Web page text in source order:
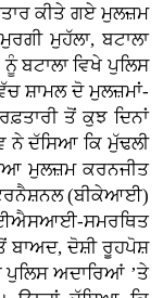
ਕੀਤੇ ਗਏ ਮੁਲਜ਼ਮ
ਮੁਹੱਲਾ, ਬਟਾਲਾ
ਬਟਾਲਾ ਵਿਖੇ ਪੁਲਿਸ
ਸ਼ਾਮਲ ਦੋ ਮੁਲਜ਼ਮਾਂ-
ਤੋਂ ਕੁਝ ਦਿਨਾਂ
ਨੇ ਦੱਸਿਆ ਕਿ ਮੁੱਢਲੀ
ਮੁਲਜ਼ਮ ਕਰਨਜੀਤ
(ਬੀਕੇਆਈ)
ਸਮਰਥਿਤ
ਬਾਅਦ, ਦੋਸ਼ੀ ਰੂਹਪੋਸ਼
ਪੁਲਿਸ ਅਦਾਰਿਆਂ ’ਤੇ